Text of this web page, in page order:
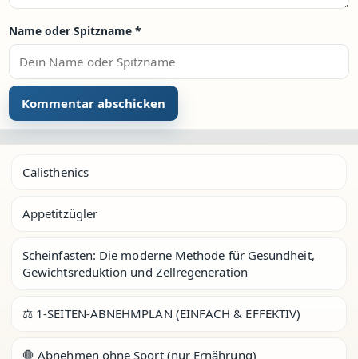
Name oder Spitzname *
Calisthenics
Appetitzügler
Scheinfasten: Die moderne Methode für Gesundheit,
Gewichtsreduktion und Zellregeneration
⚖️ 1-SEITEN-ABNEHMPLAN (EINFACH & EFFEKTIV)
🛑 Abnehmen ohne Sport (nur Ernährung)